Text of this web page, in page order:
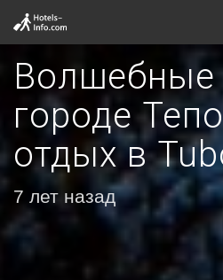
Волшебные
городе
отдых в
7 лет назад